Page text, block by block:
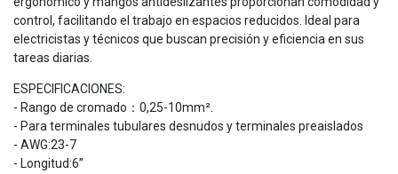
control, facilitando el trabajo en espacios reducidos. Ideal para
electricistas y técnicos que buscan precisión y eficiencia en sus
tareas diarias.
ESPECIFICACIONES:
- Rango de cromado：0,25-10mm².
- Para terminales tubulares desnudos y terminales preaislados
- AWG:23-7
- Longitud:6”